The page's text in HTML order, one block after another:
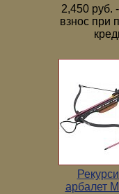
2,450 руб.
взнос при
арбалет